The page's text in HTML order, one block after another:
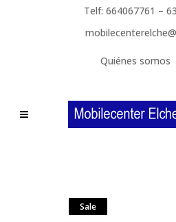
Telf: 664067761 –
Quiénes somos
Sale